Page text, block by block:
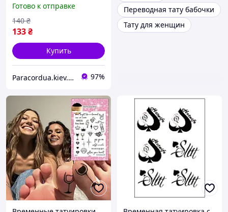
Розы, Свобода,
Иллюминаты, Массоны,
Готово к отправке
133₴
140 ₴
Купить
Paracordua.kiev.ua 97%
Переводная тату бабочки
Тату для женщин